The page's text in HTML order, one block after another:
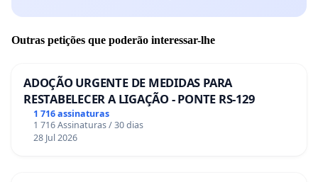
Outras petições que poderão interessar-lhe
ADOÇÃO URGENTE DE MEDIDAS PARA
RESTABELECER A LIGAÇÃO - PONTE RS-129
1 716 assinaturas
1 716 Assinaturas / 30 dias
28 Jul 2026